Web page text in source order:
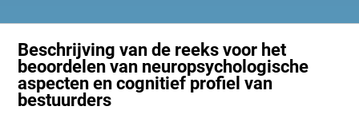
Beschrijving van de reeks voor het
beoordelen van neuropsychologische
aspecten en cognitief profiel van
bestuurders